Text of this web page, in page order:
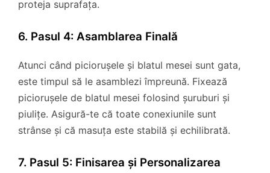
proteja suprafața.
6. Pasul 4: Asamblarea Finală
Atunci când piciorușele și blatul mesei sunt gata,
este timpul să le asamblezi împreună. Fixează
piciorușele de blatul mesei folosind șuruburi și
piulițe. Asigură-te că toate conexiunile sunt
strânse și că masuța este stabilă și echilibrată.
7. Pasul 5: Finisarea și Personalizarea